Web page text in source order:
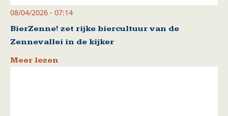
08/04/2026 - 07:14
BierZenne! zet rijke biercultuur van de
Zennevallei in de kijker
Meer lezen